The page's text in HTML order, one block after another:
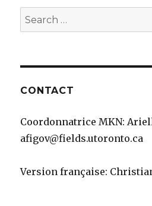
Search
for:
CONTACT
Coordonnatrice MKN:
afigov@fields.utoronto.ca
Version française: